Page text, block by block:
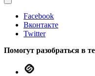
Facebook
Вконтакте
Twitter
Помогут разобраться в